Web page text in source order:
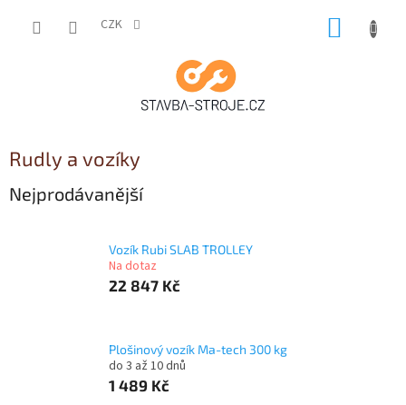
CZK
Rudly a vozíky
Nejprodávanější
Vozík Rubi SLAB TROLLEY
Na dotaz
22 847 Kč
Plošinový vozík Ma-tech 300 kg
do 3 až 10 dnů
1 489 Kč